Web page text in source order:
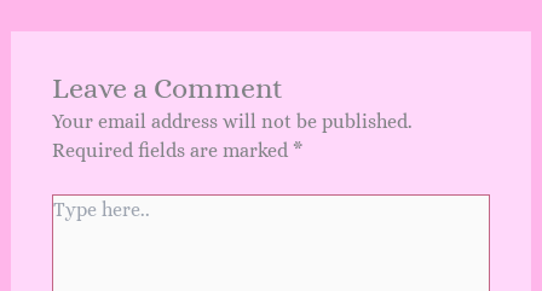
Leave a Comment
Your email address will not be published.
Required fields are marked *
Type